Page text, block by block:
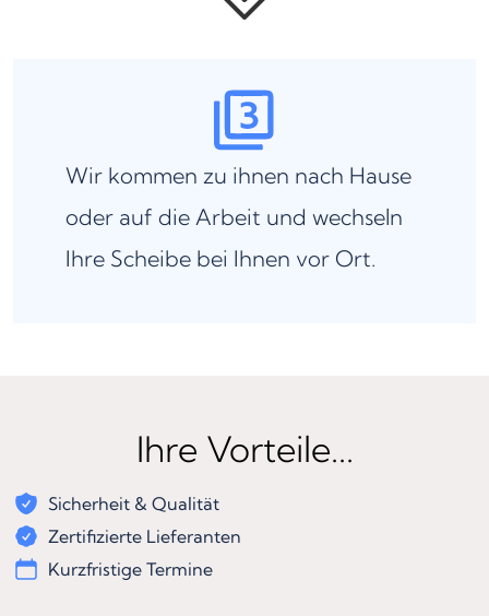
Wir kommen zu ihnen nach Hause
oder auf die Arbeit und wechseln
Ihre Scheibe bei Ihnen vor Ort.
Ihre Vorteile...
Sicherheit & Qualität
Zertifizierte Lieferanten
Kurzfristige Termine